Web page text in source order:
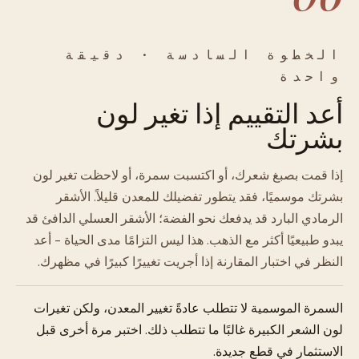
الخطوة السادسة · دقيقة
واحدة
أعد التقييم إذا تغير لون
بشرتك
إذا قمت بصبغ شعرك، أو اكتسبت سمرة، أو لاحظت تغير لون
بشرتك موسميًا، فقد يتطور تفضيلك للمعدن قليلاً. الأشقر
الرمادي البارد قد يدفعك نحو الفضة؛ الأشقر العسلي الدافئ قد
يبدو طبيعيًا أكثر مع الذهب. هذا ليس التزامًا مدى الحياة - أعد
النظر في اختبار المقارنة إذا أجريت تغييرًا كبيرًا في مظهرك.
السمرة الموسمية لا تتطلب عادةً تغيير المعدن، ولكن تغيرات
لون الشعر الكبيرة غالبًا ما تتطلب ذلك. اختبر مرة أخرى قبل
الاستثمار في قطع جديدة.